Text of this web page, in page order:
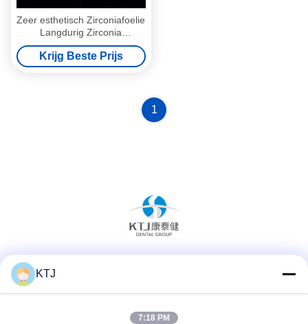
Zeer esthetisch Zirconiafoelie
Langdurig Zirconia
Emaxfoelie
Krijg Beste Prijs
1
KTJ
7:18 PM